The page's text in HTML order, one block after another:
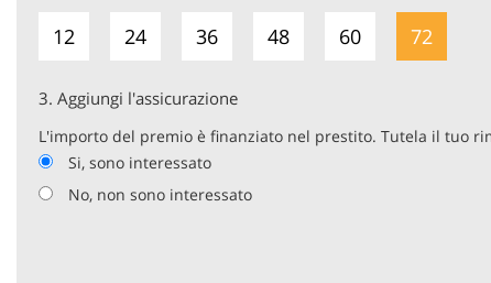
12 24 36 48 60 72
3. Aggiungi l'assicurazione
L'importo del premio è finanziato nel prestito. Tutela il tuo
Si, sono interessato
No, non sono interessato